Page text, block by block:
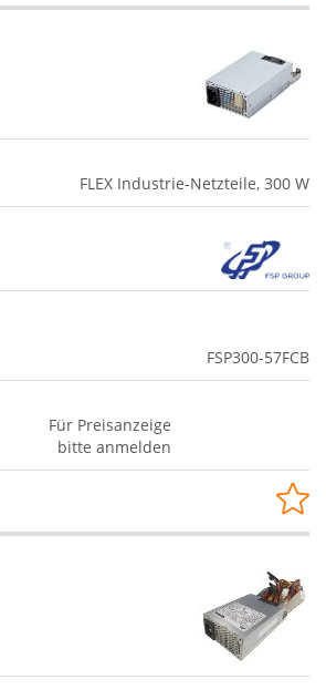
FLEX Industrie-Netzteile, 300 W
FSP300-57FCB
Für Preisanzeige
bitte anmelden